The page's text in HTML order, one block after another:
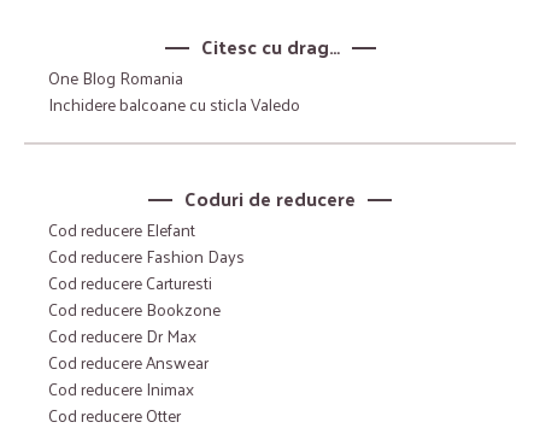
Citesc cu drag…
One Blog Romania
Inchidere balcoane cu sticla Valedo
Coduri de reducere
Cod reducere Elefant
Cod reducere Fashion Days
Cod reducere Carturesti
Cod reducere Bookzone
Cod reducere Dr Max
Cod reducere Answear
Cod reducere Inimax
Cod reducere Otter